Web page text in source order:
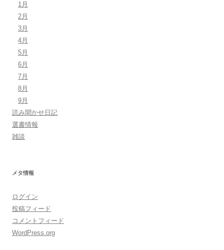
1月
2月
3月
4月
5月
6月
7月
8月
9月
読み聞かせ日記
選書情報
雑談
メタ情報
ログイン
投稿フィード
コメントフィード
WordPress.org